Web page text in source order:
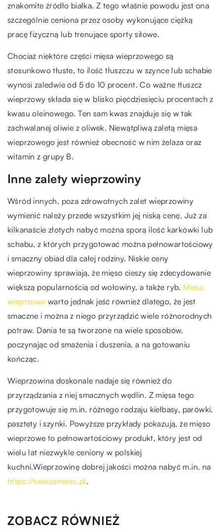
znakomite źródło białka. Z tego właśnie powodu jest ona
szczególnie ceniona przez osoby wykonujące ciężką
pracę fizyczną lub trenujące sporty siłowe.
Chociaż niektóre części mięsa wieprzowego są
stosunkowo tłuste, to ilość tłuszczu w szynce lub schabie
wynosi zaledwie od 5 do 10 procent. Co ważne tłuszcz
wieprzowy składa się w blisko pięćdziesięciu procentach z
kwasu oleinowego. Ten sam kwas znajduje się w tak
zachwalanej oliwie z oliwek. Niewątpliwą zaletą mięsa
wieprzowego jest również obecność w nim żelaza oraz
witamin z grupy B.
Inne zalety wieprzowiny
Wśród innych, poza zdrowotnych zalet wieprzowiny
wymienić należy przede wszystkim jej niską cenę. Już za
kilkanaście złotych nabyć można sporą ilość karkówki lub
schabu, z których przygotować można pełnowartościowy
i smaczny obiad dla całej rodziny. Niskie ceny
wieprzowiny sprawiają, że mięso cieszy się zdecydowanie
większą popularnością od wołowiny, a także ryb. Mięso
wieprzowe warto jednak jeść również dlatego, że jest
smaczne i można z niego przyrządzić wiele różnorodnych
potraw. Dania te są tworzone na wiele sposobów,
poczynając od smażenia i duszenia, a na gotowaniu
kończąc.
Wieprzowina doskonale nadaje się również do
przyrządzania z niej smacznych wędlin. Z mięsa tego
przygotowuje się m.in. różnego rodzaju kiełbasy, parówki,
pasztety i szynki. Powyższe przykłady pokazują, że mięso
wieprzowe to pełnowartościowy produkt, który jest od
wielu lat niezwykle ceniony w polskiej
kuchni.Wieprzowinę dobrej jakości można nabyć m.in. na
https://swiezemieso.pl.
ZOBACZ RÓWNIEŻ